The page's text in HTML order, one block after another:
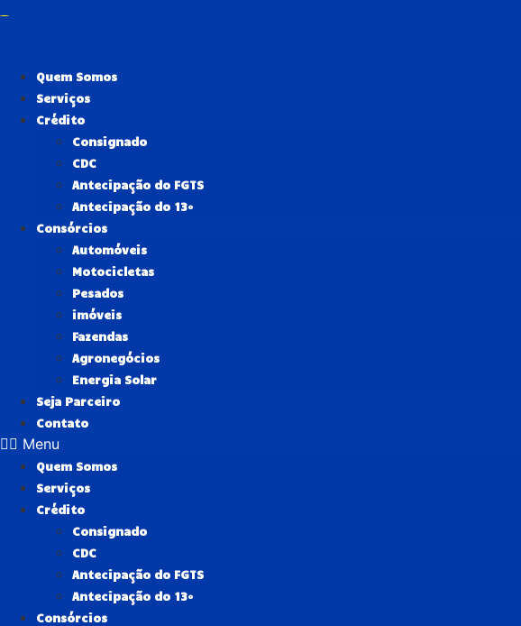
conteúdoQuem Somos
Serviços
Crédito
Consignado
CDC
Antecipação do FGTS
Antecipação do 13º
Consórcios
Automóveis
Motocicletas
Pesados
imóveis
Fazendas
Agronegócios
Energia Solar
Seja Parceiro
Contato
Menu
Quem Somos
Serviços
Crédito
Consignado
CDC
Antecipação do FGTS
Antecipação do 13º
Consórcios